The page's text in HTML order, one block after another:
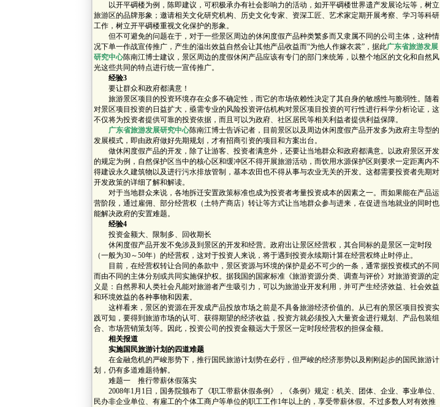
以开平碉楼为例，陈即建议，可积极承办有社会影响力的活动，如开平碉楼世界遗产发展论坛等，树立
旅游区的品牌形象；邀请相关文化研究机构、历史文化专家、资深工匠、艺术家定期开展考察、学习等科研
工作，树立开平碉楼重视文化保护的形象。
但不可避免的问题在于，对于一些景区周边的休闲度假产品种类繁多而又隶属不同的公司主体，这种情
况下单一作战宣传推广，产生的溢出效益自然会让其他产品收益而“为他人作嫁衣裳”，据此广东省旅游发展
研究中心陈南江博士建议，景区周边的度假休闲产品应该有专门的部门来统筹，以整个地区的文化和自然风
光这些共同的特点进行统一宣传推广。
经验3
要让群众和政府都满意！
旅游景区项目的投资环境存在众多不确定性，而它的市场依赖性决定了其自身的敏感性与脆弱性。随着
对景区项目投资的日益扩大，亟需专业的风险投资评估机构对景区项目投资的可行性进行科学分析论证，这
不仅将为投资者提供可靠的投资依据，而且可以为政府、社区居民等相关利益者提供利益保障。
广东省旅游发展研究中心陈南江博士告诉记者，目前景区以及周边休闲度假产品开发多为政府主导型的
发展模式，即由政府做好先期规划，才有招商引资的项目和方案出台。
做休闲度假产品的开发，除了让游客、投资者满意外，还要让当地群众和政府都满意。以政府景区开发
的规定为例，自然保护区当中的核心区和缓冲区不得开展旅游活动，而饮用水源保护区则要求一定距离内不
得建设永久建筑物以及进行污水排放管制，基本农田也不得从事与农业无关的开发。这都需要投资者先期对
开发政策的详细了解和解读。
对于当地群众来说，各地拆迁安置政策标准也成为投资者考量投资成本的因素之一。而如果能在产品运
营阶段，通过雇佣、部分经营权（土特产商店）转让等方式让当地群众参与进来，在促进当地就业的同时也
能解决政府的安置难题。
经验4
投资金额大、限制多、回收期长
休闲度假产品开发不免涉及到景区的开发和经营。政府出让景区经营权，其合同标的是景区一定时段
（一般为30～50年）的经营权，这对于投资人来说，将于遇到投资永续期计算在经营权终止时停止。
目前，在经营权转让合同的条款中，景区资源与环境的保护是必不可少的一条，通常据投资模式的不同
而由不同的主体分别或共同实施保护权。据我国的国家标准《旅游资源分类、调查与评价》对旅游资源的定
义是：自然界和人类社会凡能对旅游者产生吸引力，可以为旅游业开发利用，并可产生经济效益、社会效益
和环境效益的各种事物和因素。
这样看来，景区的资源在开发成产品投放市场之前是不具备旅游经济价值的。从已有的景区项目投资实
践可知，要得到旅游市场的认可、获得期望的经济收益，投资方就必须投入大量资金进行规划、产品包装组
合、市场营销策划等。因此，投资公司的投资金额远大于景区一定时段经营权的担保金额。
相关报道
实施国民旅游计划的四道难题
在金融危机的严峻形势下，推行国民旅游计划势在必行，但严峻的经济形势以及刚刚起步的国民旅游计
划，仍有多道难题待解。
难题一 推行带薪休假落实
2008年1月1日，国务院颁布了《职工带薪休假条例》，《条例》规定：机关、团体、企业、事业单位、
民办非企业单位、有雇工的个体工商户等单位的职工工作1年以上的，享受带薪休假。不过多数人对有效推